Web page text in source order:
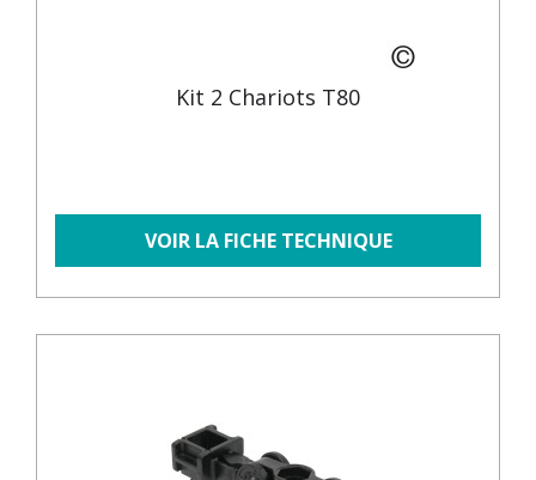
Kit 2 Chariots T80
VOIR LA FICHE TECHNIQUE